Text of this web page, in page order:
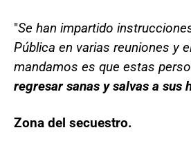
"Se han impartido
Pública en varias reuniones y
mandamos es que estas
regresar sanas y salvas a sus
Zona del secuestro.